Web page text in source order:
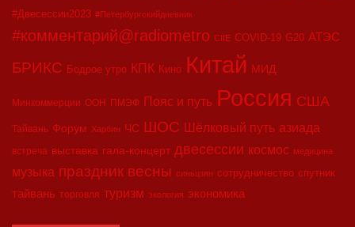
#Двесессии2023 #Петербургскийдневник
#комментарий@radiometro CIIE COVID-19 G20 АТЭС
БРИКС Бодрое утро КПК Кино Китай МИД
Минкоммерции ООН ПМЭФ Пояс и путь Россия США
Тайвань Форум Харбин ЧС ШОС Шёлковый путь азиада
встреча выставка гала-концерт двесессии космос медицина
музыка праздник весны синьцзян сотрудничество спутник
тайвань торговля туризм экология экономика